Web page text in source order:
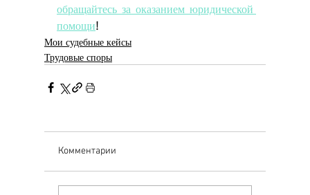
обращайтесь за оказанием юридической
помощи!
Мои судебные кейсы
Трудовые споры
Комментарии